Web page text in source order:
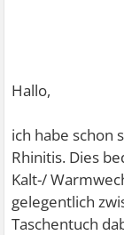
Hallo,
ich habe schon
Rhinitis. Dies
Kalt-/
gelegentlich
Taschentuch